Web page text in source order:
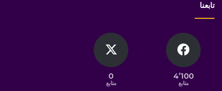
تابعنا
4٬100
متابع
0
متابع